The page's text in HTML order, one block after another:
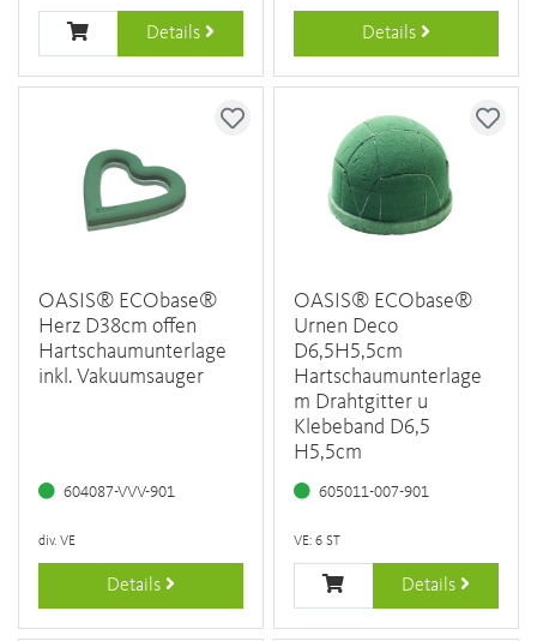
Details Details
OASIS® ECObase®
Herz D38cm offen
Hartschaumunterlage
inkl. Vakuumsauger
604087-VVV-901
div. VE
Details
OASIS® ECObase®
Urnen Deco
D6,5H5,5cm
Hartschaumunterlage
m Drahtgitter u
Klebeband D6,5
H5,5cm
605011-007-901
VE: 6 ST
Details